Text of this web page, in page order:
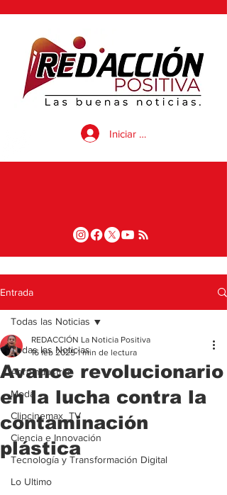
Iniciar sesión
Entrada
Todas las Noticias
Agroindustria
Moda
Clipcinemax_TV
Ciencia e Innovación
Tecnología y Transformación Digital
Lo Ultimo
Todas las Noticias
Avance revolucionario
en la lucha contra la
contaminación
plástica
REDACCIÓN La Noticia Positiva
16 feb 2025 1 min de lectura